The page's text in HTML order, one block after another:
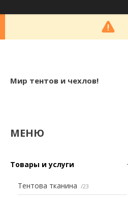
Мир тентов и чехлов!
Товары и услуги
Тентова тканина 23